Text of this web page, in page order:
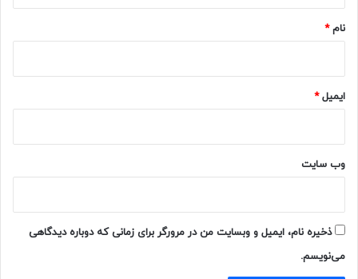
نام*
ایمیل*
وب‌ سایت
ذخیره نام، ایمیل و وبسایت من در مرورگر برای زمانی که دوباره دیدگاهی
می‌نویسم.